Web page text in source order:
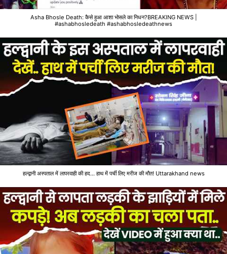
Asha Bhosle Death: कैसे हुआ आशा भोसले का निधन?BREAKING NEWS |
#ashabhosledeath #ashabhosledeathnews
हल्द्वानी अस्पताल में लापरवाही की हद... हाथ में पर्ची लिए मरीज की मौत! Uttarakhand news